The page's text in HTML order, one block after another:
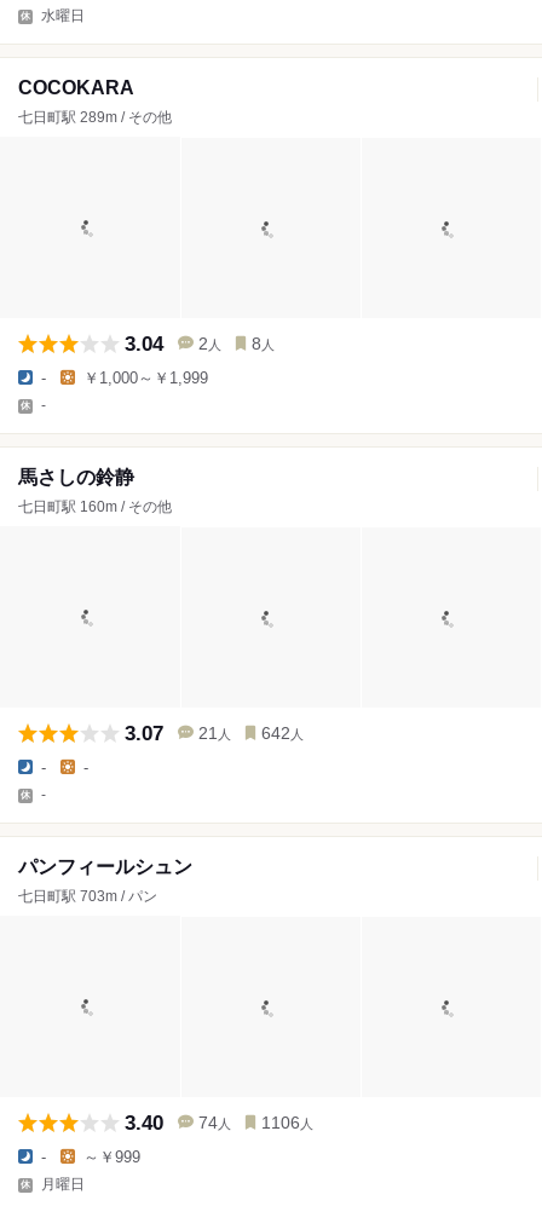
水曜日
COCOKARA
七日町駅 289m / その他
3.04 2 人 8 人
- ￥1,000～￥1,999
-
馬さしの鈴静
七日町駅 160m / その他
3.07 21 人 642 人
- -
-
パンフィールシュン
七日町駅 703m / パン
3.40 74 人 1106 人
- ～￥999
月曜日